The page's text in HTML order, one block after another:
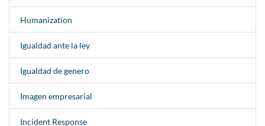
Humanization
Igualdad ante la ley
Igualdad de genero
Imagen empresarial
Incident Response